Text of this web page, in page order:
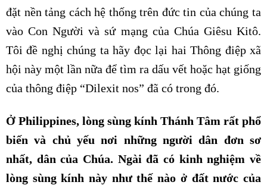
đặt nền tảng cách hệ thống trên đức tin của chúng ta
vào Con Người và sứ mạng của Chúa Giêsu Kitô.
Tôi đề nghị chúng ta hãy đọc lại hai Thông điệp xã
hội này một lần nữa để tìm ra dấu vết hoặc hạt giống
của thông điệp “Dilexit nos” đã có trong đó.
Ở Philippines, lòng sùng kính Thánh Tâm rất phổ
biến và chủ yếu nơi những người dân đơn sơ
nhất, dân của Chúa. Ngài đã có kinh nghiệm về
lòng sùng kính này như thế nào ở đất nước của